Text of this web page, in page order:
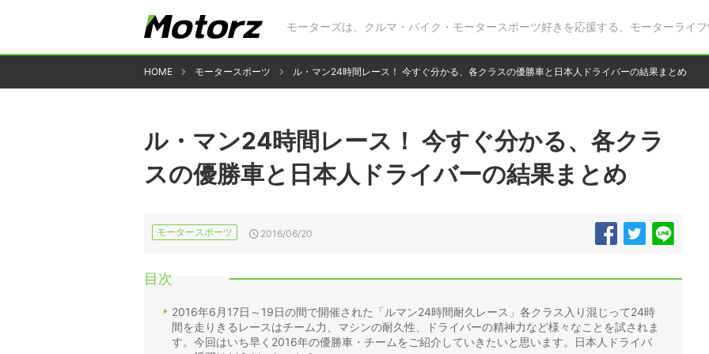
モーターズは、クルマ・バイク・モータースポーツ好きを応援する、モーターライフ
HOME モータースポーツ ル・マン24時間レース！ 今すぐ分かる、各クラスの優勝車と日本人ドライバーの結果まとめ
ル・マン24時間レース！ 今すぐ分かる、各クラ
スの優勝車と日本人ドライバーの結果まとめ
モータースポーツ 2016/06/20
目次
2016年6月17日～19日の間で開催された「ルマン24時間耐久レース」各クラス入り混じって24時
間を走りきるレースはチーム力、マシンの耐久性、ドライバーの精神力など様々なことを試されま
す。今回はいち早く2016年の優勝車・チームをご紹介していきたいと思います。日本人ドライバ